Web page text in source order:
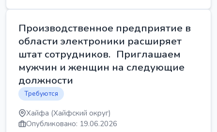
Производственное предприятие в
области электроники расширяет
штат сотрудников. Приглашаем
мужчин и женщин на следующие
должности
Требуются
Хайфа (Хайфский округ)
Опубликовано: 19.06.2026